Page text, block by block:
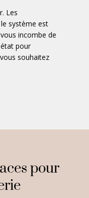
Les
système est
incombe de
pour
souhaitez
pour